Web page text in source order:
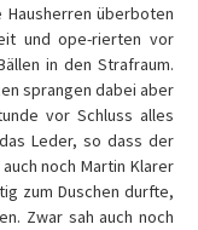
überboten
und ope-rierten vor
in den Strafraum.
sprangen dabei aber
vor Schluss alles
Leder, so dass der
noch Martin Klarer
zum Duschen durfte,
Zwar sah auch noch